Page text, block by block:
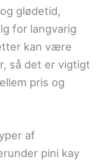
glødetid,
for langvarig
kan være
så det er vigtigt
pris og
af
pini kay